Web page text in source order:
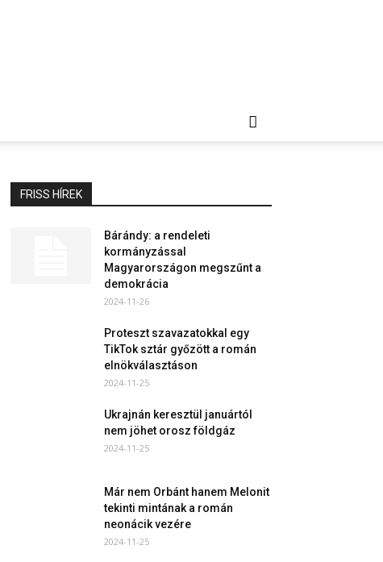
FRISS HÍREK
Bárándy: a rendeleti
kormányzással
Magyarországon megszűnt a
demokrácia
2024-11-26
Proteszt szavazatokkal egy
TikTok sztár győzött a román
elnökválasztáson
2024-11-25
Ukrajnán keresztül januártól
nem jöhet orosz földgáz
2024-11-25
Már nem Orbánt hanem Melonit
tekinti mintának a román
neonácik vezére
2024-11-25